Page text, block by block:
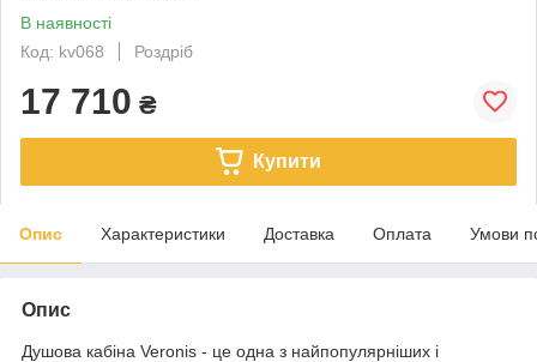
В наявності
Код: kv068
Роздріб
17 710 ₴
Купити
Опис Характеристики Доставка Оплата Умови
Опис
Душова кабіна Veronis - це одна з найпопулярніших і